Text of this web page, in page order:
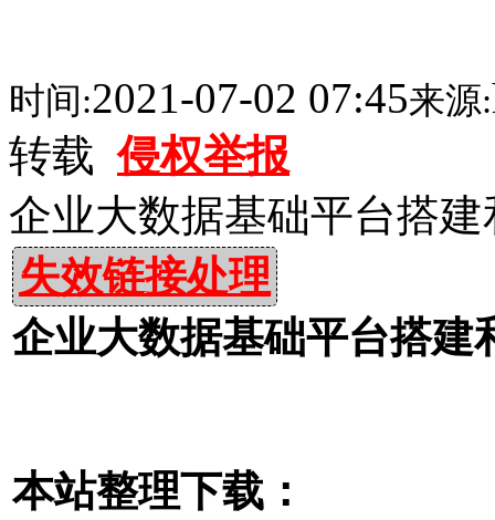
时间:2021-07-02 07:45来源:
转载侵权举报
企业大数据基础平台搭
失效链接处理
企业大数据基础平台搭建
本站整理下载：